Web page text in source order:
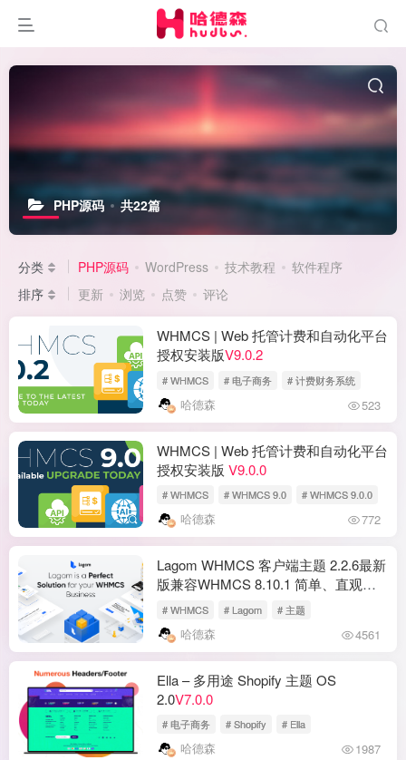
PHP源码 共22篇
分类 PHP源码 WordPress 技术教程
软件程序
排序
更新 浏览 点赞 评论
WHMCS | Web 托管计费和自动化平台
授权安装版V9.0.2
# WHMCS # 电子商务 # 计费财务系统
哈德森 523
WHMCS | Web 托管计费和自动化平台
授权安装版 V9.0.0
# WHMCS # WHMCS 9.0 # WHMCS 9.0.0
哈德森 772
Lagom WHMCS 客户端主题 2.2.6最新
版兼容WHMCS 8.10.1 简单、直观且
完全响应的 WHMCS 主题
# WHMCS # Lagom # 主题
哈德森 4561
Ella – 多用途 Shopify 主题 OS
2.0V7.0.0
# 电子商务 # Shopify # Ella
哈德森 1987